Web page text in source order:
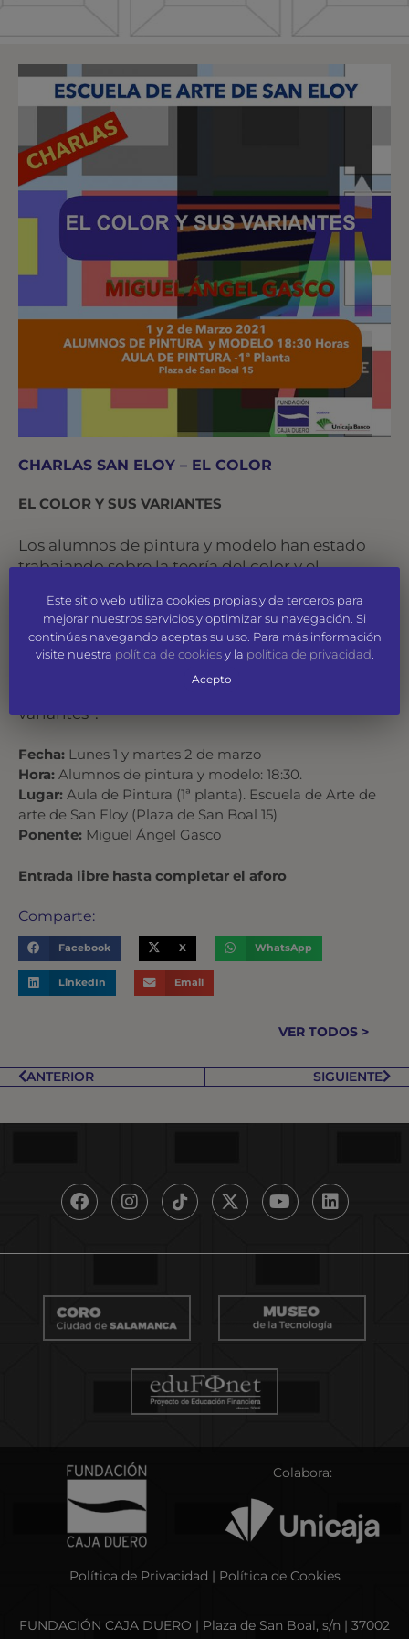
CHARLAS SAN ELOY – EL COLOR
EL COLOR Y SUS VARIANTES
Los alumnos de pintura y modelo han estado
trabajando sobre la teoría del color y el
e interesantes. Este bloque de actividad se
finalizará con una semana dedicada al análisis
del color, del 1 al 4 de Marzo, y que
arrancaremos con una charla de Miguel Ángel
Gasco que lleva por título “El color y sus
variantes”.
Fecha: Lunes 1 y martes 2 de marzo
Hora: Alumnos de pintura y modelo: 18:30.
Lugar: Aula de Pintura (1ª planta). Escuela de Arte de
arte de San Eloy (Plaza de San Boal 15)
Ponente: Miguel Ángel Gasco
Entrada libre hasta completar el aforo
Comparte:
Facebook X WhatsApp
LinkedIn Email
VER TODOS >
ANTERIOR SIGUIENTE
Colabora:
Política de Privacidad | Política de Cookies
FUNDACIÓN CAJA DUERO | Plaza de San Boal, s/n | 37002
Este sitio web utiliza cookies propias y de terceros para
mejorar nuestros servicios y optimizar su navegación. Si
continúas navegando aceptas su uso. Para más información
visite nuestra política de cookiesy la política de privacidad
Acepto